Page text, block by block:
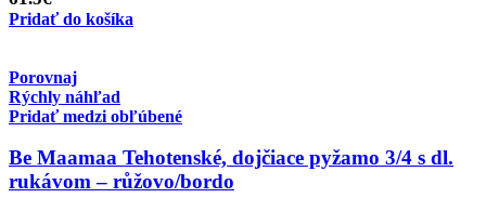
Pridať do košíka
Porovnaj
Rýchly náhľad
Pridať medzi obľúbené
Be Maamaa Tehotenské, dojčiace pyžamo 3/4 s dl.
rukávom – růžovo/bordo